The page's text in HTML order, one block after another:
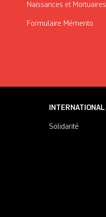
Naissances et Mortuaires
Formulaire Mémento
INTERNATIONAL
Solidarité